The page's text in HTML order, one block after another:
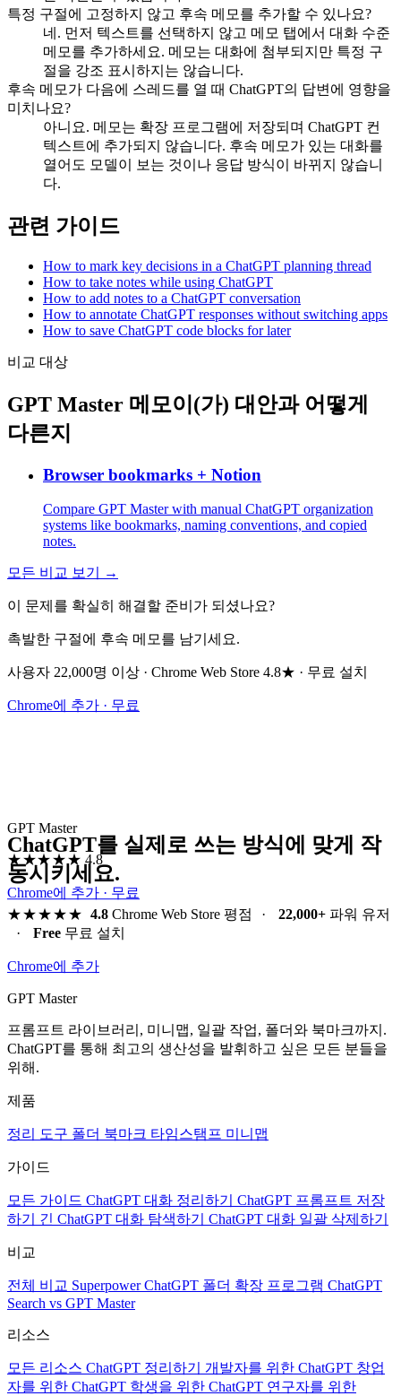
특정 구절에 고정하지 않고 후속 메모를 추가할 수 있나요?
네. 먼저 텍스트를 선택하지 않고 메모 탭에서 대화 수준
메모를 추가하세요. 메모는 대화에 첨부되지만 특정 구
절을 강조 표시하지는 않습니다.
후속 메모가 다음에 스레드를 열 때 ChatGPT의 답변에 영향을
미치나요?
아니요. 메모는 확장 프로그램에 저장되며 ChatGPT 컨
텍스트에 추가되지 않습니다. 후속 메모가 있는 대화를
열어도 모델이 보는 것이나 응답 방식이 바뀌지 않습니
다.
관련 가이드
How to mark key decisions in a ChatGPT planning thread
How to take notes while using ChatGPT
How to add notes to a ChatGPT conversation
How to annotate ChatGPT responses without switching apps
How to save ChatGPT code blocks for later
비교 대상
GPT Master 메모이(가) 대안과 어떻게
다른지
Browser bookmarks + Notion
Compare GPT Master with manual ChatGPT organization
systems like bookmarks, naming conventions, and copied
notes.
모든 비교 보기 →
이 문제를 확실히 해결할 준비가 되셨나요?
촉발한 구절에 후속 메모를 남기세요.
사용자 22,000명 이상 · Chrome Web Store 4.8★ · 무료 설치
Chrome에 추가 · 무료
GPT Master
★★★★★ 4.8
Chrome에 추가 · 무료
ChatGPT를 실제로 쓰는 방식에 맞게 작
동시키세요.
★★★★★ 4.8Chrome Web Store 평점 · 22,000+파워 유저
·
Free 무료 설치
Chrome에 추가
GPT Master
프롬프트 라이브러리, 미니맵, 일괄 작업, 폴더와 북마크까지.
ChatGPT를 통해 최고의 생산성을 발휘하고 싶은 모든 분들을
위해.
제품
정리 도구 폴더 북마크 타임스탬프 미니맵
가이드
모든 가이드 ChatGPT 대화 정리하기 ChatGPT 프롬프트 저장
하기 긴 ChatGPT 대화 탐색하기 ChatGPT 대화 일괄 삭제하기
비교
전체 비교 Superpower ChatGPT 폴더 확장 프로그램 ChatGPT
Search vs GPT Master
리소스
모든 리소스 ChatGPT 정리하기 개발자를 위한 ChatGPT 창업
자를 위한 ChatGPT 학생을 위한 ChatGPT 연구자를 위한